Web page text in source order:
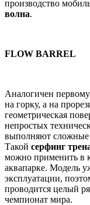
производство
волна.
FLOW BARREL
Аналогичен
на горку, а на
геометрическая
непростых
выполняют сложные
Такой серфинг
можно применить в
аквапарке. Модель
эксплуатации,
проводится целый
чемпионат мира.